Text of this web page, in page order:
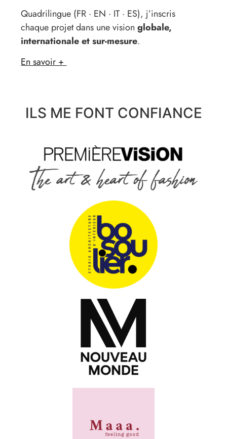
Quadrilingue (FR · EN · IT · ES), j’inscris
chaque projet dans une visionglobale,
internationale et sur-mesure.
En savoir +
ILS ME FONT CONFIANCE